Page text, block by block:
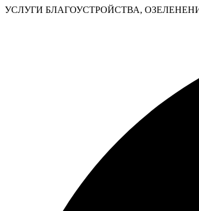
УСЛУГИ БЛАГОУСТРОЙСТВА,